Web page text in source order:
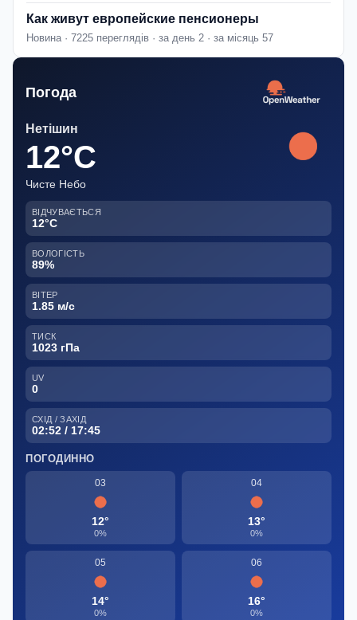
Как живут европейские пенсионеры
Новина · 7225 переглядів · за день 2 · за місяць 57
Погода
Нетішин
12°C
Чисте Небо
ВІДЧУВАЄТЬСЯ
12°C
ВОЛОГІСТЬ
89%
ВІТЕР
1.85 м/с
ТИСК
1023 гПа
UV
0
СХІД / ЗАХІД
02:52 / 17:45
ПОГОДИННО
03
12°
0%
04
13°
0%
05
14°
0%
06
16°
0%